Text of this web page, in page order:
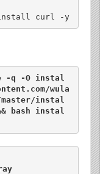
install curl -y
-q -O instal
wula
master/instal
bash instal